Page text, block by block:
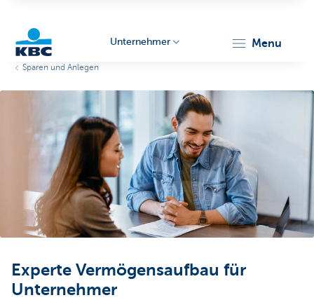
Unternehmer
Unternehmer menu
Sparen und Anlegen
Experte Vermögensaufbau für
Unternehmer